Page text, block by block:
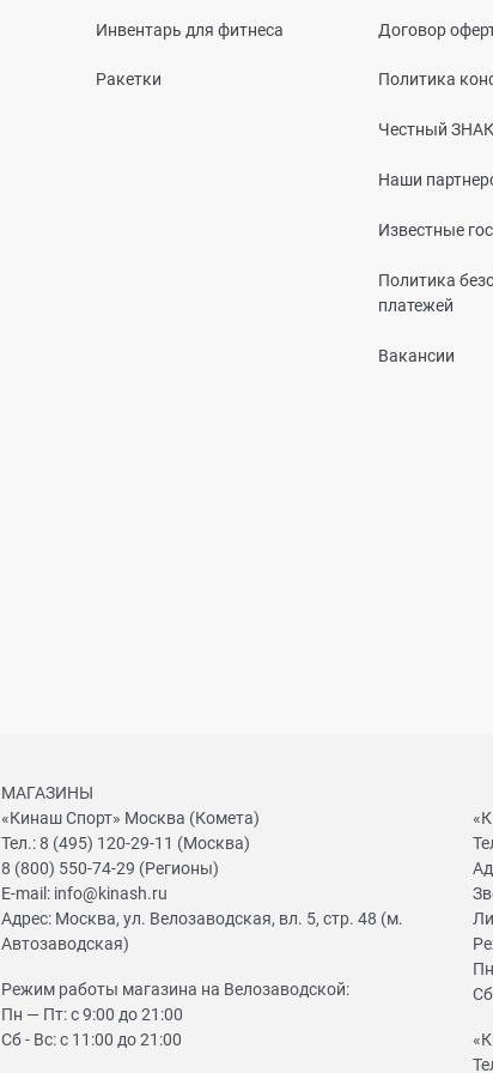
Инвентарь для фитнеса
Ракетки
Договор
Политика
Честный ЗНАК
Наши
Известные
Политика
платежей
Вакансии
МАГАЗИНЫ
«Кинаш Спорт» Москва (Комета)
Тел.: 8 (495) 120-29-11 (Москва)
8 (800) 550-74-29 (Регионы)
E-mail: info@kinash.ru
Адрес: Москва, ул. Велозаводская, вл. 5, стр. 48 (м.
Автозаводская)
Режим работы магазина на Велозаводской:
Пн — Пт: с 9:00 до 21:00
Сб - Вс: с 11:00 до 21:00